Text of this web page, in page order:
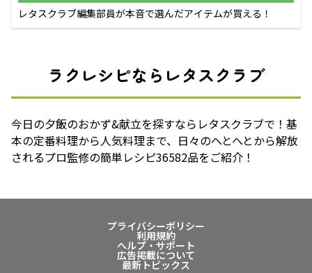
レタスクラブ編集部員が本音で選んだアイテムが買える！
ラクレシピならレタスクラブ
今日の夕飯のおかず&献立を探すならレタスクラブで！基
本の定番料理から人気料理まで、日々のへとへとから解放
されるプロ監修の簡単レシピ36582品をご紹介！
プライバシーポリシー
利用規約
ヘルプ・サポート
広告掲載について
最新トピックス